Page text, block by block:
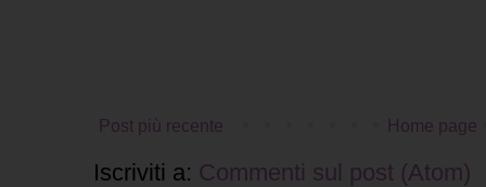
Post più recente Home page
Iscriviti a: Commenti sul post (Atom)